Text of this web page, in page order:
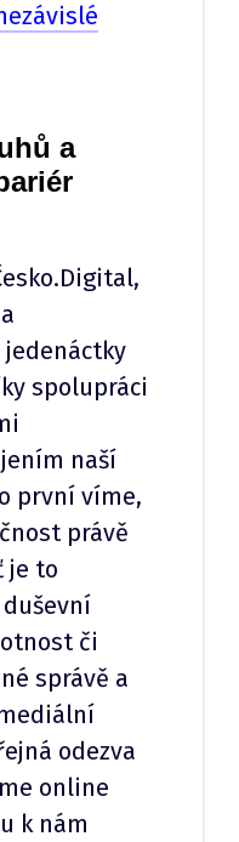
a
spolupráci
naší
první víme,
právě
je to
či
správě a
odezva
online
k nám